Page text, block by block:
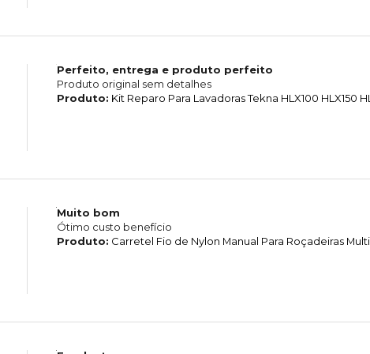
Perfeito, entrega e produto perfeito
Produto original sem detalhes
Produto: Kit Reparo Para Lavadoras Tekna HLX100 HLX150
Muito bom
Ótimo custo benefício
Produto: Carretel Fio de Nylon Manual Para Roçadeiras